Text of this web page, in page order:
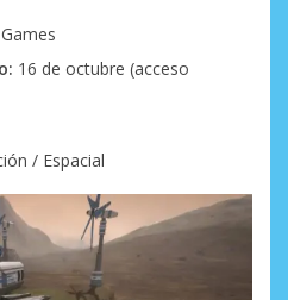
16 de octubre (acceso
/ Espacial